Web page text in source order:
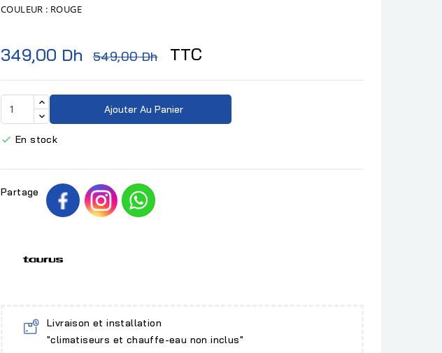
COULEUR : ROUGE
349,00 Dh 549,00 Dh TTC
Ajouter Au Panier
 En stock
Partage
Livraison et installation
"climatiseurs et chauffe-eau non inclus"